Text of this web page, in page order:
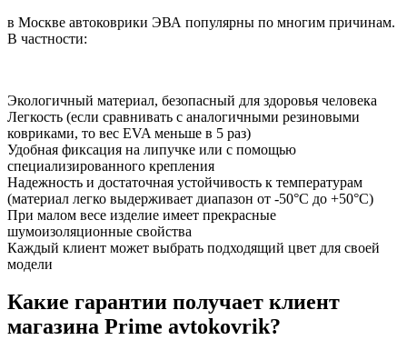
в Москве автоковрики ЭВА популярны по многим причинам.
В частности:
Экологичный материал, безопасный для здоровья человека
Легкость (если сравнивать с аналогичными резиновыми
ковриками, то вес EVA меньше в 5 раз)
Удобная фиксация на липучке или с помощью
специализированного крепления
Надежность и достаточная устойчивость к температурам
(материал легко выдерживает диапазон от -50°С до +50°С)
При малом весе изделие имеет прекрасные
шумоизоляционные свойства
Каждый клиент может выбрать подходящий цвет для своей
модели
Какие гарантии получает клиент
магазина Prime avtokovrik?